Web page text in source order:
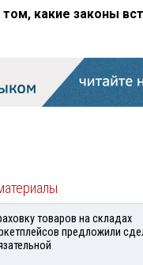
какие законы
товаров на складах
предложили